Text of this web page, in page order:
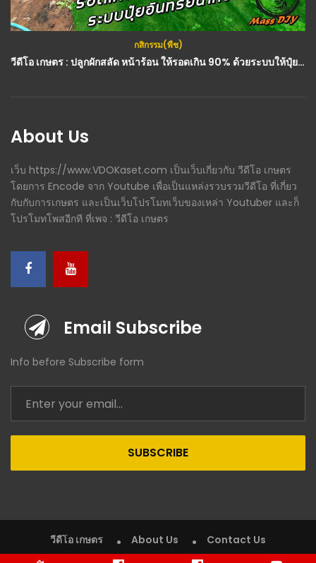
กสิกรรม(พืช)
วีดีโอ เกษตร : ปลูกผักสลัด หน้าร้อน ให้รอดเกิน 90% ด้วยระบบให้ปุ๋ยน้ำหยด
About Us
เว็บ https://www.VDOKaset.com เป็นเว็บเกี่ยวกับ วีดีโอ เกษตร
โดยการ Encode จาก Youtube เพื่อเป็นแหล่งรวบรวมวีดีโอ ที่เกี่ยว
กับกับการเกษตร และเป็นเว็บโปรโมทเว็บของเหล่า Youtuber และก็
โปรโมทโพสอีกที ที่เพจ : วีดีโอ เกษตร
Email Subscribe
Info before Subscribe form
SUBSCRIBE
วีดีโอ เกษตร About Us Contact Us